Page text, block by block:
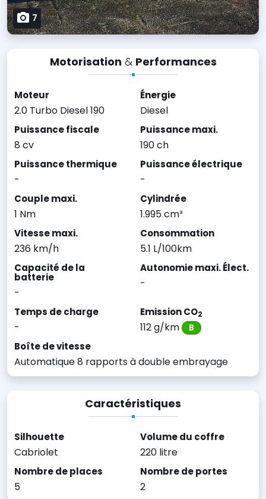
Motorisation & Performances
Moteur
2.0 Turbo Diesel 190
Énergie
Diesel
Puissance fiscale
8 cv
Puissance maxi.
190 ch
Puissance thermique
-
Puissance électrique
-
Couple maxi.
1 Nm
Cylindrée
1.995 cm³
Vitesse maxi.
236 km/h
Consommation
5.1 L/100km
Capacité de la
batterie
-
Autonomie maxi. Élect.
-
Temps de charge
-
Emission CO2
112 g/km B
Boîte de vitesse
Automatique 8 rapports à double embrayage
7
Caractéristiques
Silhouette
Cabriolet
Volume du coffre
220 litre
Nombre de places
5
Nombre de portes
2